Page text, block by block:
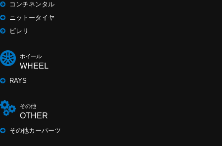
コンチネンタル
ニットータイヤ
ピレリ
ホイール
WHEEL
RAYS
その他
OTHER
その他カーパーツ